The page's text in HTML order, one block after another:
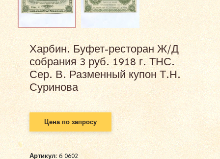
Харбин. Буфет-ресторан Ж/Д
собрания 3 руб. 1918 г. ТНС.
Сер. В. Разменный купон Т.Н.
Суринова
Цена по запросу
Артикул:б 0602